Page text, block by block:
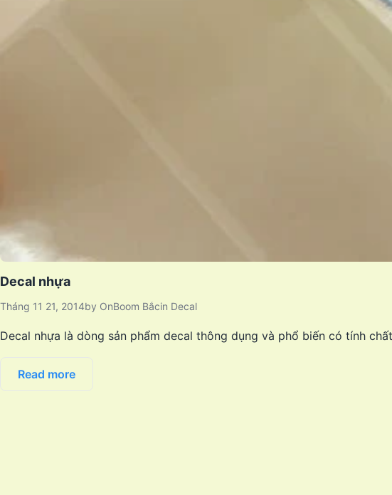
Decal nhựa
Tháng 11 21, 2014by OnBoom Bắcin Decal
Decal nhựa là dòng sản phẩm decal thông dụng và phổ biến có tính
Read more